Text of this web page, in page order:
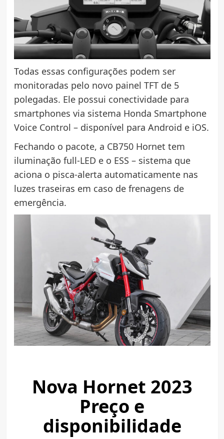
Todas essas configurações podem ser
monitoradas pelo novo painel TFT de 5
polegadas. Ele possui conectividade para
smartphones via sistema Honda Smartphone
Voice Control – disponível para Android e iOS.
Fechando o pacote, a CB750 Hornet tem
iluminação full-LED e o ESS – sistema que
aciona o pisca-alerta automaticamente nas
luzes traseiras em caso de frenagens de
emergência.
Nova Hornet 2023
Preço e
disponibilidade